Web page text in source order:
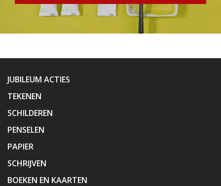
JUBILEUM ACTIES
TEKENEN
SCHILDEREN
PENSELEN
PAPIER
SCHRIJVEN
BOEKEN EN KAARTEN